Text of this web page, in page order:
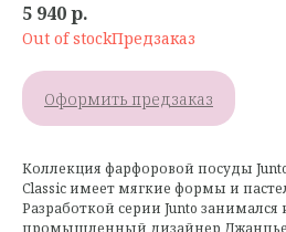
5 940р.
Out of stock
Оформить предзаказ
Коллекция фарфоровой посуды Junto
Classic имеет мягкие формы и
Разработкой серии Junto занимался